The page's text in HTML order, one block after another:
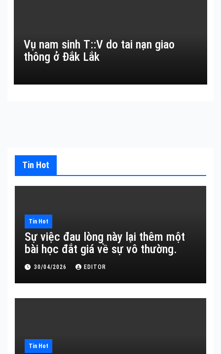
Vụ nam sinh T::V do tai nạn giao
thông ở Đắk Lắk
Tin Hot
Tin Hot
Sự việc đau lòng này lại thêm một
bài học đắt giá về sự vô thường.
30/04/2026 EDITOR
Tin Hot